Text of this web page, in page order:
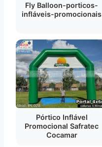
Fly Balloon-porticos-
infláveis-promocionais
Pórtico Inflável
Promocional Safratec
Cocamar